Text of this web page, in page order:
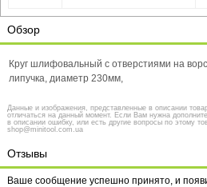
Обзор
Круг шлифовальный с отверстиями на
липучка, диаметр 230мм,
Данные и изображения, представленные в описании
отличаться на данный момент. Если Вам нужна
в описании ошибку, или есть другие вопросы по этому
shop@minitool.com.ua
Отзывы
Ваше сообщение успешно принято, и